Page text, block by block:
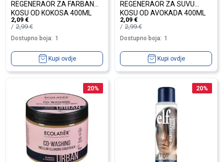
REGENERAOR ZA FARBANU
KOSU OD KOKOSA 400ML
2,09 €
2,99€
Dostupno boja: 1
Kupi ovdje
REGENERAOR ZA SUVU
KOSU OD AVOKADA 400ML
2,09 €
2,99€
Dostupno boja: 1
Kupi ovdje
20% 20%